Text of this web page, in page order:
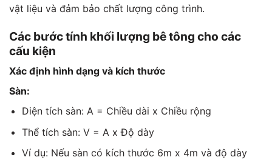
vật liệu và đảm bảo chất lượng công trình.
Các bước tính khối lượng bê tông cho các
cấu kiện
Xác định hình dạng và kích thước
Sàn:
Diện tích sàn: A = Chiều dài x Chiều rộng
Thể tích sàn: V = A x Độ dày
Ví dụ: Nếu sàn có kích thước 6m x 4m và độ dày